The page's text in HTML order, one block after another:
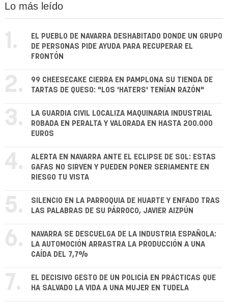
Lo más leído
1.
EL PUEBLO DE NAVARRA DESHABITADO DONDE UN GRUPO
DE PERSONAS PIDE AYUDA PARA RECUPERAR EL
FRONTÓN
2.
99 CHEESECAKE CIERRA EN PAMPLONA SU TIENDA DE
TARTAS DE QUESO: "LOS 'HATERS' TENÍAN RAZÓN"
3.
LA GUARDIA CIVIL LOCALIZA MAQUINARIA INDUSTRIAL
ROBADA EN PERALTA Y VALORADA EN HASTA 200.000
EUROS
4.
ALERTA EN NAVARRA ANTE EL ECLIPSE DE SOL: ESTAS
GAFAS NO SIRVEN Y PUEDEN PONER SERIAMENTE EN
RIESGO TU VISTA
5.
SILENCIO EN LA PARROQUIA DE HUARTE Y ENFADO TRAS
LAS PALABRAS DE SU PÁRROCO, JAVIER AIZPÚN
6.
NAVARRA SE DESCUELGA DE LA INDUSTRIA ESPAÑOLA:
LA AUTOMOCIÓN ARRASTRA LA PRODUCCIÓN A UNA
CAÍDA DEL 7,7%
7.
EL DECISIVO GESTO DE UN POLICÍA EN PRÁCTICAS QUE
HA SALVADO LA VIDA A UNA MUJER EN TUDELA